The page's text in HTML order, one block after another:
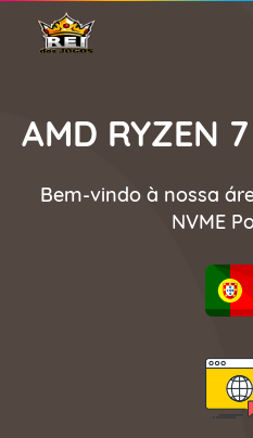
AMD RYZEN
Bem-vindo à nossa
NVME